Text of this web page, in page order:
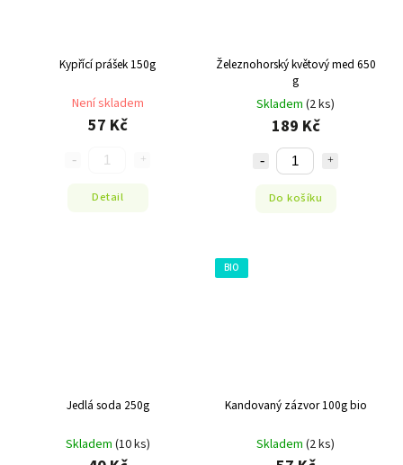
Kypřící prášek 150g
Není skladem
57 Kč
Detail
Železnohorský květový med 650
g
Skladem (2 ks)
189 Kč
Do košíku
Jedlá soda 250g
Skladem (10 ks)
BIO
Kandovaný zázvor 100g bio
Skladem (2 ks)